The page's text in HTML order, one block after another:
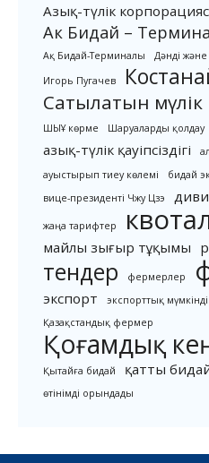
Азық-түлік
Ак Бидай –
Ақ Бидай-Терминалы
Дәнді
Игорь Пугачев
Сатылатын мүлік
ШЫҰ көрме
Шаруаларды қолдау
азық-түлік қауіпсіздігі
ауыстырып тиеу көлемі
бидай
вице-президенті Чжу Цзэ
жаңа тарифтер
майлы зығыр тұқымы
тендер фермерлер
экспорт экспорттық
Қазақстандық фермер
Қоғамдық
Қытайға бидай қатты
өтінімді орындады